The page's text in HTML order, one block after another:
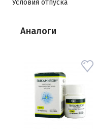
Условия отпуска
Аналоги